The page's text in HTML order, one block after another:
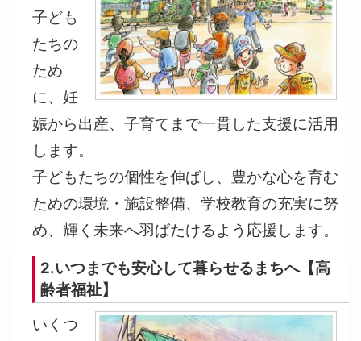
子ども
たちの
ため
に、妊
娠から出産、子育てまで一貫した支援に活用
します。
子どもたちの個性を伸ばし、豊かな心を育む
ための環境・施設整備、学校教育の充実に努
め、輝く未来へ羽ばたけるよう応援します。
2.いつまでも安心して暮らせるまちへ【高
齢者福祉】
いくつ